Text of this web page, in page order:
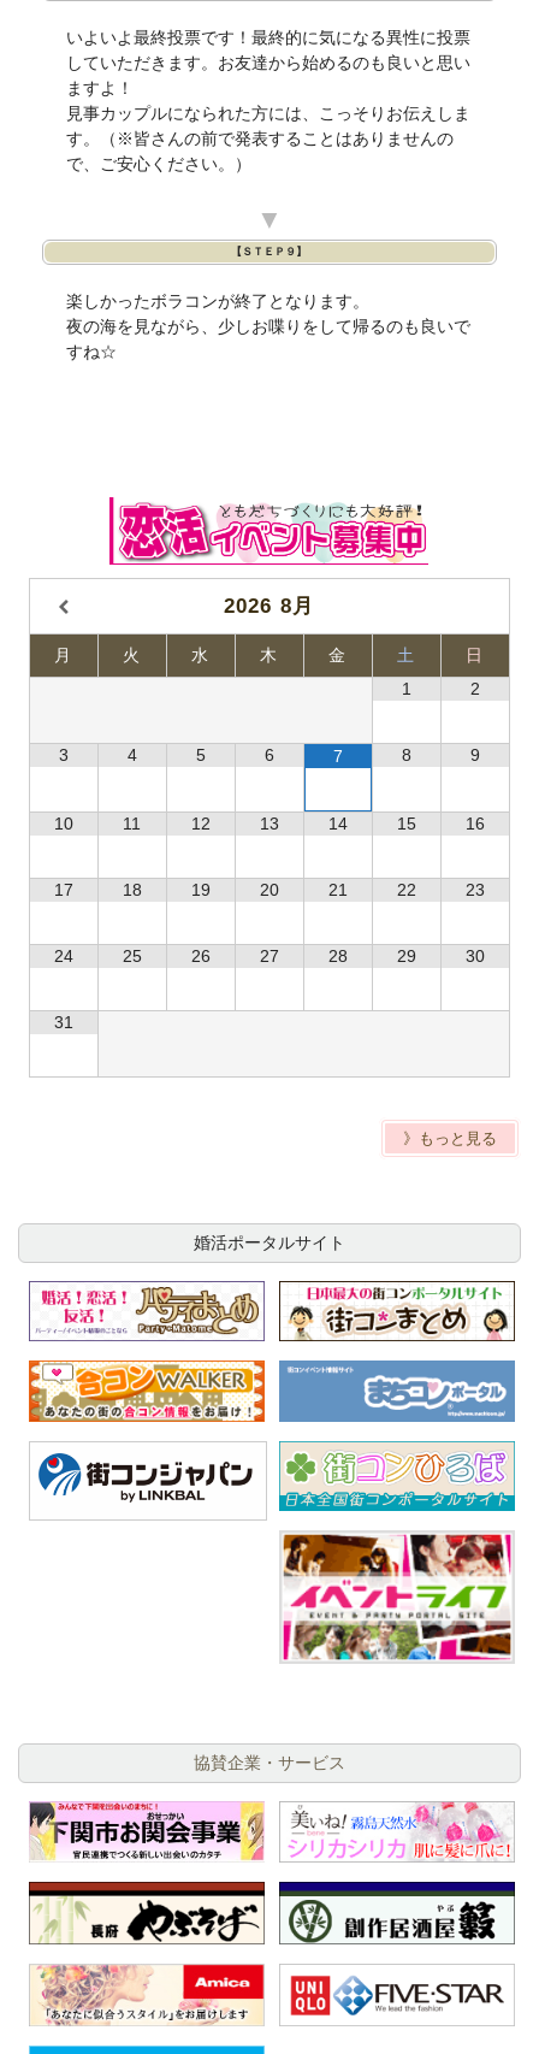
いよいよ最終投票です！最終的に気になる異性に投票
していただきます。お友達から始めるのも良いと思い
ますよ！
見事カップルになられた方には、こっそりお伝えしま
す。（※皆さんの前で発表することはありませんの
で、ご安心ください。）
▼
【ＳＴＥＰ９】
楽しかったボラコンが終了となります。
夜の海を見ながら、少しお喋りをして帰るのも良いで
すね☆
2026 8月
月 火 水 木 金 土
日
1
2
3 4 5 6 7 8 9
10 11 12 13 14 15 16
17 18 19 20 21 22 23
24 25 26 27 28 29 30
31
》もっと見る
婚活ポータルサイト
協賛企業・サービス